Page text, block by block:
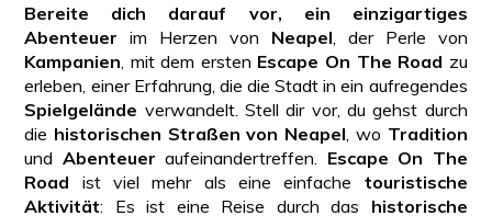
Bereite dich darauf vor, ein einzigartiges
Abenteuer im Herzen von Neapel , der Perle von
Kampanien , mit dem ersten Escape On The Road zu
erleben, einer Erfahrung, die die Stadt in ein aufregendes
Spielgelände verwandelt. Stell dir vor, du gehst durch
die historischen Straßen von Neapel , wo Tradition
und Abenteuer aufeinandertreffen. Escape On The
Road ist viel mehr als eine einfache touristische
Aktivität: Es ist eine Reise durch das historische